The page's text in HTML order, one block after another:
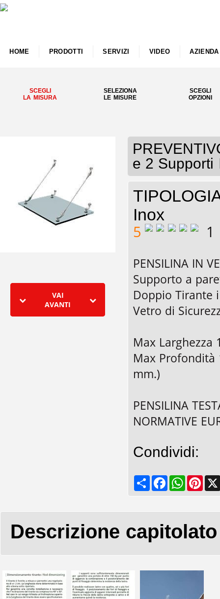
HOME PRODOTTI SERVIZI VIDEO AZIENDA
SCEGLI
LA MISURA
SELEZIONA
LE MISURE
SCEGLI
OPZIONI
VAI
AVANTI
e 2 Supporti
Inox
5 1
PENSILINA IN
Supporto a
Doppio Tirante
Vetro di
Max Larghezza
Max Profondità
mm.)
PENSILINA
NORMATIVE
Condividi:
Share FacebookWhatsApp
Descrizione capitolato